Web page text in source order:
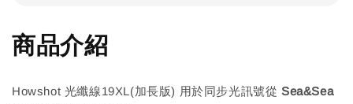
商品介紹
Howshot 光纖線19XL(加長版) 用於同步光訊號從Sea&Sea